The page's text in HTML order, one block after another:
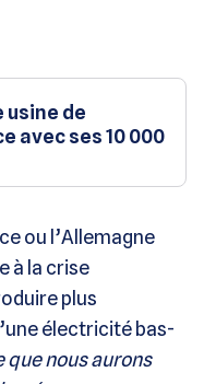
usine de
avec ses 10 000
ou l’Allemagne
à la crise
plus
électricité bas-
que nous aurons